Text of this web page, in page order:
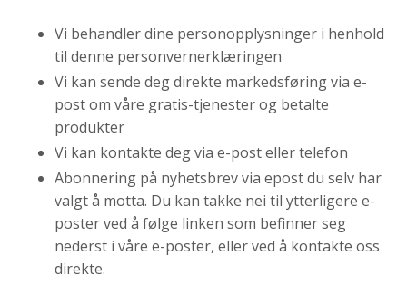
Vi behandler dine personopplysninger i henhold
til denne personvernerklæringen
Vi kan sende deg direkte markedsføring via e-
post om våre gratis-tjenester og betalte
produkter
Vi kan kontakte deg via e-post eller telefon
Abonnering på nyhetsbrev via epost du selv har
valgt å motta. Du kan takke nei til ytterligere e-
poster ved å følge linken som befinner seg
nederst i våre e-poster, eller ved å kontakte oss
direkte.